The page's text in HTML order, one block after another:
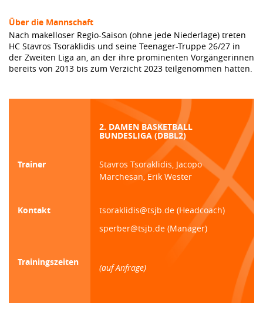
Über die Mannschaft
Nach makelloser Regio-Saison (ohne jede Niederlage) treten
HC Stavros Tsoraklidis und seine Teenager-Truppe 26/27 in
der Zweiten Liga an, an der ihre prominenten Vorgängerinnen
bereits von 2013 bis zum Verzicht 2023 teilgenommen hatten.
2. DAMEN BASKETBALL
BUNDESLIGA (DBBL2)
Trainer
Stavros Tsoraklidis, Jacopo
Marchesan, Erik Wester
Kontakt
tsoraklidis@tsjb.de (Headcoach)
sperber@tsjb.de (Manager)
Trainingszeiten
(auf Anfrage)